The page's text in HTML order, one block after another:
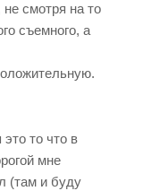
смотря на то
съемного, а
то что в
мне
(там и буду